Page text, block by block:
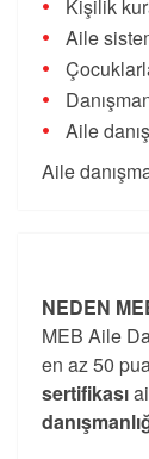
Kişilik
Aile
Aile
Aile
NEDEN
MEB Aile
en az 50
sertifikası